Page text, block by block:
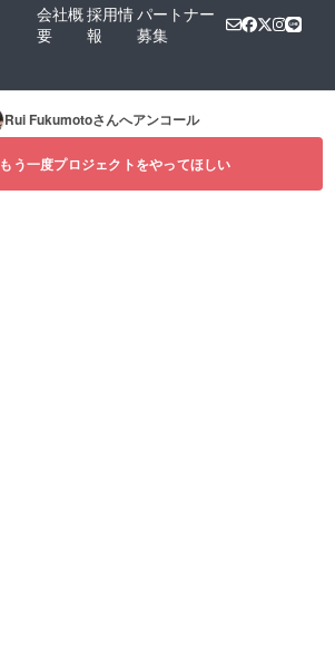
会社概
要
採用情
報
パートナー
募集
Rui Fukumotoさんへアンコール
もう一度プロジェクトをやってほしい